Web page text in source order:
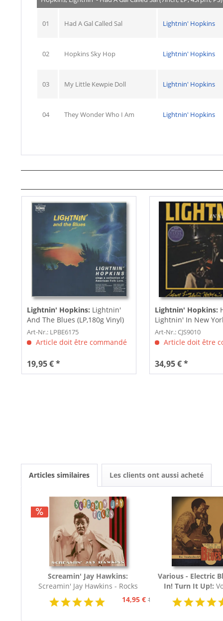
01 Had A Gal Called Sal Lightnin' Hopkins
02 Hopkins Sky Hop Lightnin' Hopkins
03 My Little Kewpie Doll Lightnin' Hopkins
04 They Wonder Who I Am Lightnin' Hopkins
Lightnin' Hopkins: Lightnin'
And The Blues (LP,180g Vinyl)
Art-Nr.: LPBE6175
Article doit être commandé
19,95 € *
Lightnin' Hopkins:
Lightnin' In New
Vinyl)
Art-Nr.: CJS9010
Article doit être
34,95 € *
Articles similaires Les clients ont aussi acheté
Screamin' Jay Hawkins:
Screamin' Jay Hawkins - Rocks
(CD)
14,95 € 16,95 €
Various - Electric
In! Turn It Up!:
Blues 1970 -